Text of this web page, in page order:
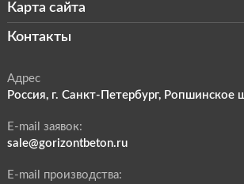
Карта сайта
Контакты
Адрес
Россия, г. Санкт-Петербург, Ропшинское
E-mail заявок:
sale@gorizontbeton.ru
E-mail производства: